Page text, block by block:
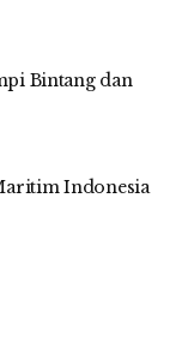
Bintang dan
Indonesia